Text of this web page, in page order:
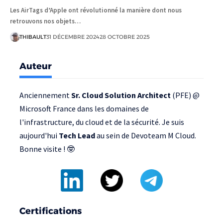
Les AirTags d’Apple ont révolutionné la manière dont nous
retrouvons nos objets…
THIBAULT31 DÉCEMBRE 202428 OCTOBRE 2025
Auteur
Anciennement Sr. Cloud Solution Architect (PFE) @
Microsoft France dans les domaines de
l'infrastructure, du cloud et de la sécurité. Je suis
aujourd'hui Tech Leadau sein de Devoteam M Cloud.
Bonne visite ! 🤓
Certifications